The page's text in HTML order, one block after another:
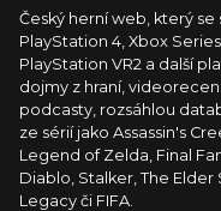
Český herní web, který se
PlayStation 4, Xbox
PlayStation VR2 a další
dojmy z hraní,
podcasty, rozsáhlou
ze sérií jako Assassin's
Legend of Zelda, Final
Diablo, Stalker, The
Legacy či FIFA.